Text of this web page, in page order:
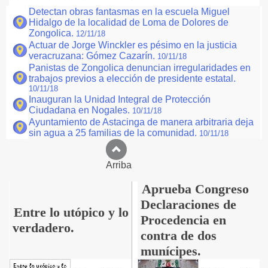
Detectan obras fantasmas en la escuela Miguel
Hidalgo de la localidad de Loma de Dolores de
Zongolica. 12/11/18
Actuar de Jorge Winckler es pésimo en la justicia
veracruzana: Gómez Cazarín. 10/11/18
Panistas de Zongolica denuncian irregularidades en
trabajos previos a elección de presidente estatal.
10/11/18
Inauguran la Unidad Integral de Protección
Ciudadana en Nogales. 10/11/18
Ayuntamiento de Astacinga de manera arbitraria deja
sin agua a 25 familias de la comunidad. 10/11/18
Arriba
Entre lo utópico y lo
verdadero.
Aprueba Congreso
Declaraciones de
Procedencia en
contra de dos
munícipes.